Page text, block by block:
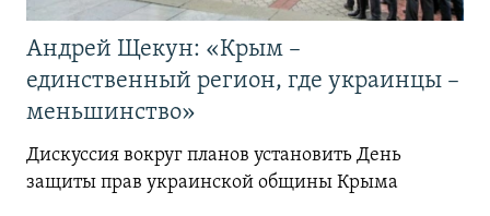
Андрей Щекун: «Крым –
единственный регион, где украинцы –
меньшинство»
Дискуссия вокруг планов установить День
защиты прав украинской общины Крыма